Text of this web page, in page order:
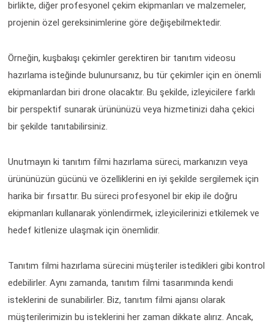
birlikte, diğer profesyonel çekim ekipmanları ve malzemeler,
projenin özel gereksinimlerine göre değişebilmektedir.
Örneğin, kuşbakışı çekimler gerektiren bir tanıtım videosu
hazırlama isteğinde bulunursanız, bu tür çekimler için en önemli
ekipmanlardan biri drone olacaktır. Bu şekilde, izleyicilere farklı
bir perspektif sunarak ürününüzü veya hizmetinizi daha çekici
bir şekilde tanıtabilirsiniz.
Unutmayın ki tanıtım filmi hazırlama süreci, markanızın veya
ürününüzün gücünü ve özelliklerini en iyi şekilde sergilemek için
harika bir fırsattır. Bu süreci profesyonel bir ekip ile doğru
ekipmanları kullanarak yönlendirmek, izleyicilerinizi etkilemek ve
hedef kitlenize ulaşmak için önemlidir.
Tanıtım filmi hazırlama sürecini müşteriler istedikleri gibi kontrol
edebilirler. Aynı zamanda, tanıtım filmi tasarımında kendi
isteklerini de sunabilirler. Biz, tanıtım filmi ajansı olarak
müşterilerimizin bu isteklerini her zaman dikkate alırız. Ancak,